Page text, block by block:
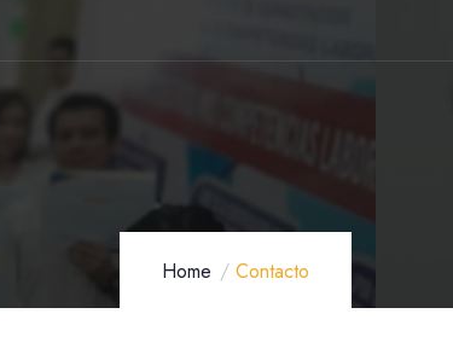
Home Contacto